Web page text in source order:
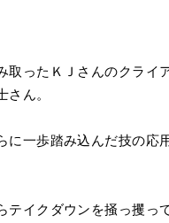
ったＫＪさんのクライ
ん。
一歩踏み込んだ技の応
イクダウンを掻っ攫っ